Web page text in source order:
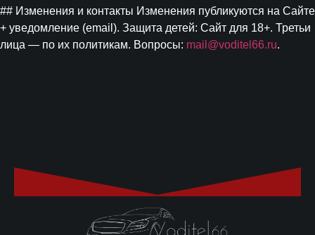
## Изменения и контакты Изменения публикуются на Сайте
+ уведомление (email). Защита детей: Сайт для 18+. Третьи
лица — по их политикам. Вопросы: mail@voditel66.ru.